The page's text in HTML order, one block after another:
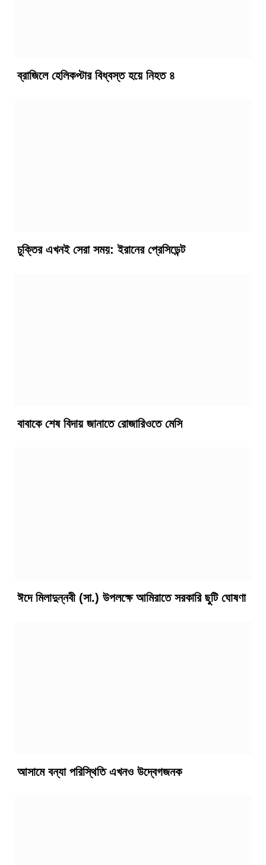
ব্রাজিলে হেলিকপ্টার বিধ্বস্ত হয়ে নিহত ৪
চুক্তির এখনই সেরা সময়: ইরানের প্রেসিডেন্ট
বাবাকে শেষ বিদায় জানাতে রোজারিওতে মেসি
ঈদে মিলাদুন্নবী (সা.) উপলক্ষে আমিরাতে সরকারি ছুটি ঘোষণা
আসামে বন্যা পরিস্থিতি এখনও উদ্বেগজনক